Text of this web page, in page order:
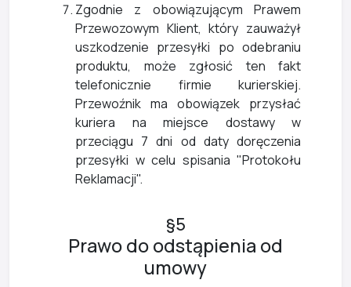
Zgodnie z obowiązującym Prawem
Przewozowym Klient, który zauważył
uszkodzenie przesyłki po odebraniu
produktu, może zgłosić ten fakt
telefonicznie firmie kurierskiej.
Przewoźnik ma obowiązek przysłać
kuriera na miejsce dostawy w
przeciągu 7 dni od daty doręczenia
przesyłki w celu spisania "Protokołu
Reklamacji".
§5
Prawo do odstąpienia od
umowy